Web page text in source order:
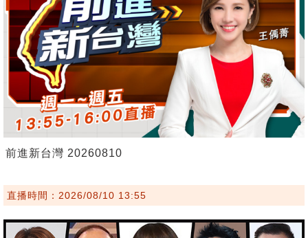
前進新台灣 20260810
直播時間：2026/08/10 13:55